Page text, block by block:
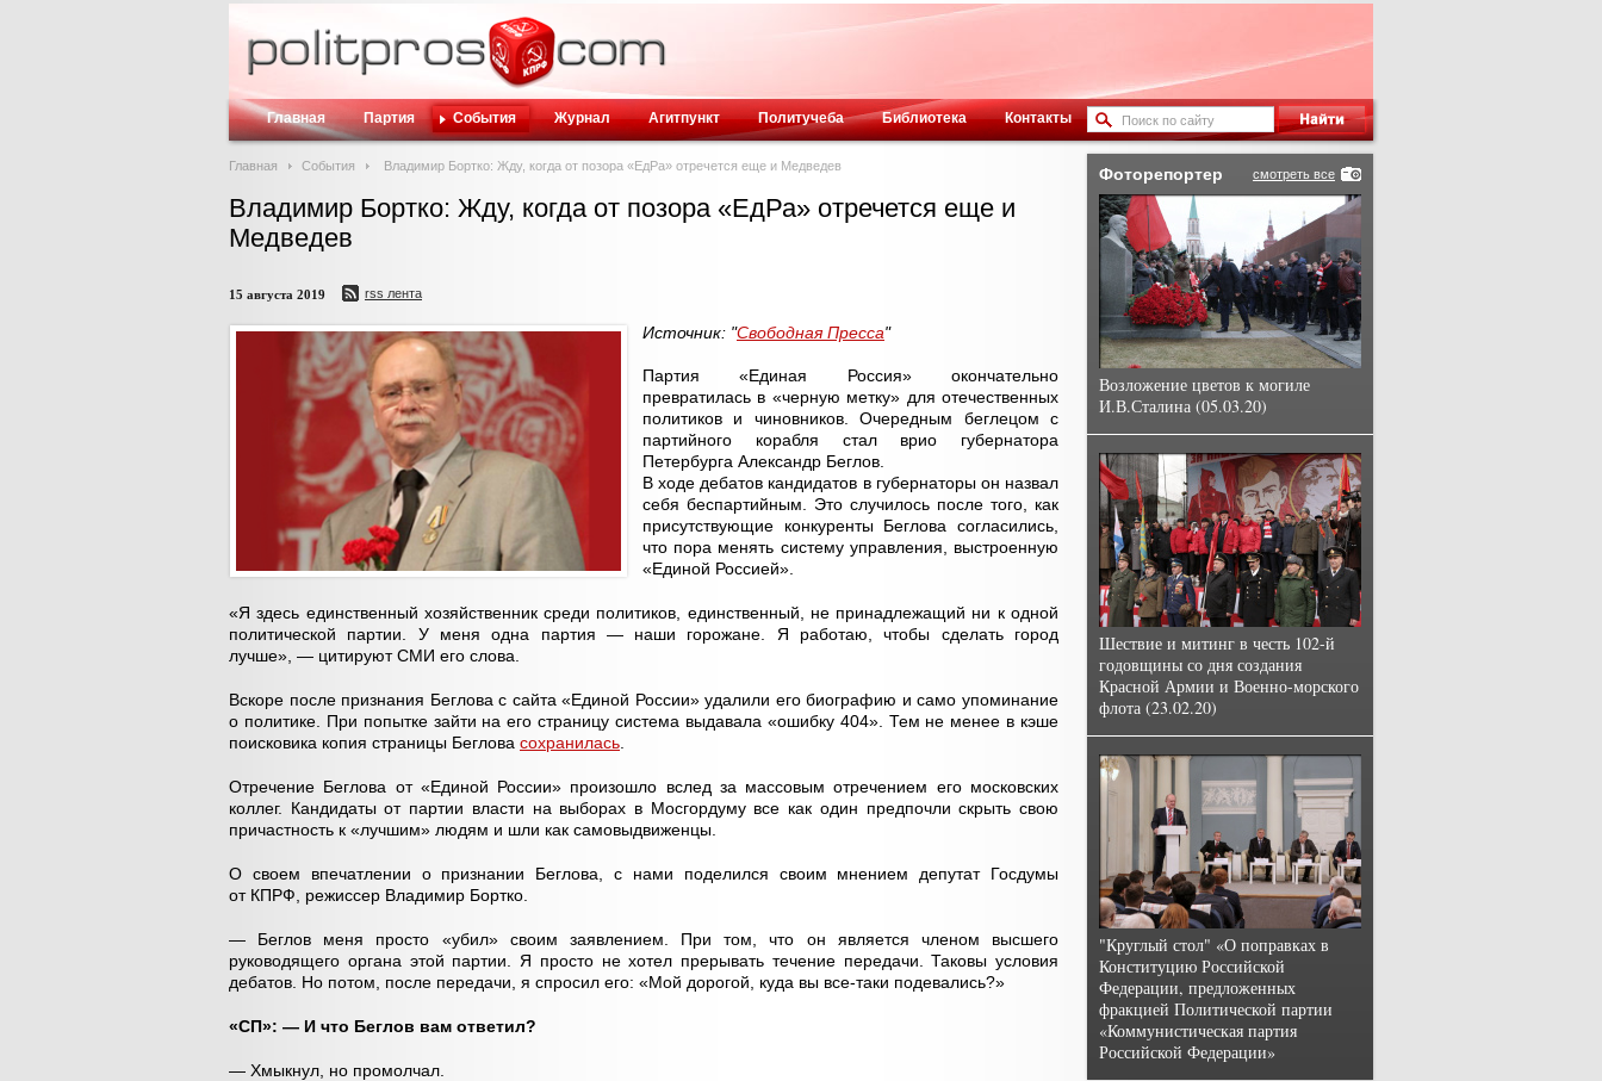
Главная Партия События Журнал Агитпункт Политучеба Библиотека Контакты
Главная События Владимир Бортко: Жду, когда от позора «ЕдРа» отречется еще и Медведев
Владимир Бортко: Жду, когда от позора «ЕдРа» отречется еще и
Медведев
15 августа 2019 rss лента
Источник: "Свободная Пресса"
Партия «Единая Россия» окончательно
превратилась в «черную метку» для отечественных
политиков и чиновников. Очередным беглецом с
партийного корабля стал врио губернатора
Петербурга Александр Беглов.
В ходе дебатов кандидатов в губернаторы он назвал
себя беспартийным. Это случилось после того, как
присутствующие конкуренты Беглова согласились,
что пора менять систему управления, выстроенную
«Единой Россией».
«Я здесь единственный хозяйственник среди политиков, единственный, не принадлежащий ни к одной
политической партии. У меня одна партия — наши горожане. Я работаю, чтобы сделать город
лучше», — цитируют СМИ его слова.
Вскоре после признания Беглова с сайта «Единой России» удалили его биографию и само упоминание
о политике. При попытке зайти на его страницу система выдавала «ошибку 404». Тем не менее в кэше
поисковика копия страницы Беглова сохранилась
Отречение Беглова от «Единой России» произошло вслед за массовым отречением его московских
коллег. Кандидаты от партии власти на выборах в Мосгордуму все как один предпочли скрыть свою
причастность к «лучшим» людям и шли как самовыдвиженцы.
О своем впечатлении о признании Беглова, с нами поделился своим мнением депутат Госдумы
от КПРФ, режиссер Владимир Бортко.
— Беглов меня просто «убил» своим заявлением. При том, что он является членом высшего
руководящего органа этой партии. Я просто не хотел прерывать течение передачи. Таковы условия
дебатов. Но потом, после передачи, я спросил его: «Мой дорогой, куда вы все-таки подевались?»
«СП»: — И что Беглов вам ответил?
— Хмыкнул, но промолчал.
смотреть все
Фоторепортер
Возложение цветов к могиле
И.В.Сталина (05.03.20)
Шествие и митинг в честь 102-й
годовщины со дня создания
Красной Армии и Военно-морского
флота (23.02.20)
"Круглый стол" «О поправках в
Конституцию Российской
Федерации, предложенных
фракцией Политической партии
«Коммунистическая партия
Российской Федерации»